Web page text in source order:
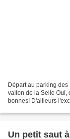
Départ au parking
vallon de la Selle Oui,
bonnes! D'ailleurs
Un petit saut